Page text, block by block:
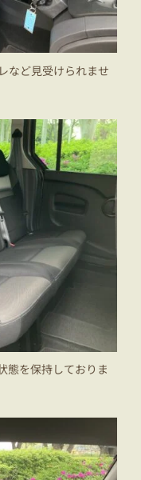
など見受けられませ
態を保持しておりま